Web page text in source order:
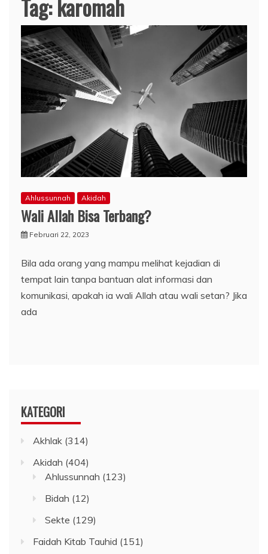
Tag:karomah
Ahlussunnah Akidah
Wali Allah Bisa Terbang?
Februari 22, 2023
Bila ada orang yang mampu melihat kejadian di
tempat lain tanpa bantuan alat informasi dan
komunikasi, apakah ia wali Allah atau wali setan? Jika
ada
KATEGORI
Akhlak (314)
Akidah (404)
Ahlussunnah (123)
Bidah (12)
Sekte (129)
Faidah Kitab Tauhid (151)